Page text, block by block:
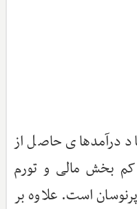
درآمدهای حاصل از
بخش مالی و تورم
است. علاوه بر